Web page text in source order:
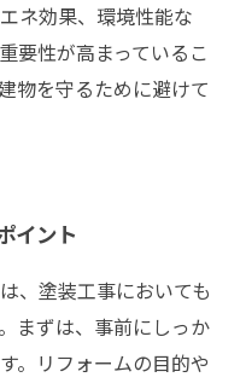
ネ効果、環境性能な
要性が高まっているこ
物を守るために避けて
イント
、塗装工事においても
まずは、事前にしっか
。リフォームの目的や